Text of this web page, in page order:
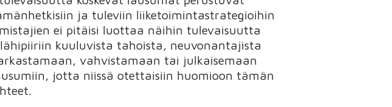
ja tuleviin liiketoimintastrategioihin
ei pitäisi luottaa näihin tulevaisuutta
kuuluvista tahoista, neuvonantajista
vahvistamaan tai julkaisemaan
jotta niissä otettaisiin huomioon tämän